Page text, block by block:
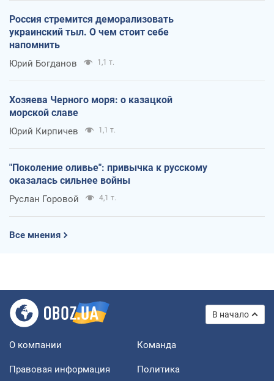
Россия стремится деморализовать
украинский тыл. О чем стоит себе
напомнить
Юрий Богданов 1,1 т.
Хозяева Черного моря: о казацкой
морской славе
Юрий Кирпичев 1,1 т.
"Поколение оливье": привычка к русскому
оказалась сильнее войны
Руслан Горовой 4,1 т.
Все мнения
В начало
О компании Команда
Правовая информация
Политика